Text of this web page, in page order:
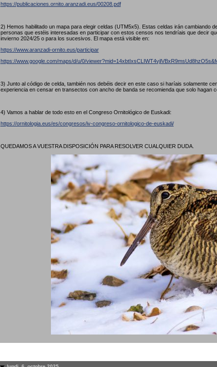
https://publicaciones.ornito.aranzadi.eus/00208.pdf
2) Hemos habilitado un mapa para elegir celdas (UTM5x5). Estas celdas irán cambiando
personas que estéis interesadas en participar con estos censos nos tendríais que decir
invierno 2024/25 o para los sucesivos. El mapa está visible en:
https://www.aranzadi-ornito.eus/participar
https://www.google.com/maps/d/u/0/
3) Junto al código de celda, también nos debéis decir en este caso si haríais solamente
experiencia en censar en transectos con ancho de banda se recomienda que solo hagan
4) Vamos a hablar de todo esto en el Congreso Ornitológico de Euskadi:
https://ornitologia.eus/es/congresos/iv-congreso-ornitologico-de-euskadi/
QUEDAMOS A VUESTRA DISPOSICIÓN PARA RESOLVER CUALQUIER DUDA.